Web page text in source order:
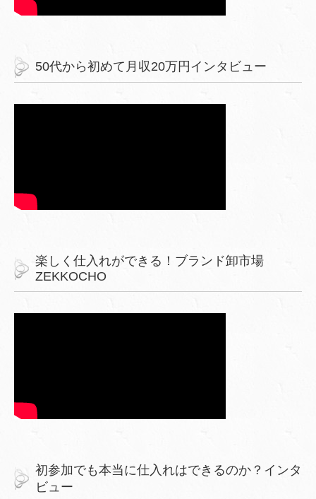
50代から初めて月収20万円インタビュー
楽しく仕入れができる！ブランド卸市場
ZEKKOCHO
初参加でも本当に仕入れはできるのか？インタ
ビュー